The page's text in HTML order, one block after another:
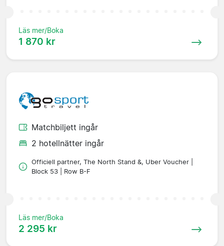
Läs mer/Boka
1 870 kr
Matchbiljett ingår
2 hotellnätter ingår
Officiell partner, The North Stand &, Uber Voucher |
Block 53 | Row B-F
Läs mer/Boka
2 295 kr